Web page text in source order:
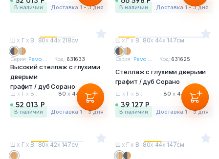
в наличии Доставка 1 - 3 дня в наличии Доставка 1 - 3 дня
Ш х Г х В : 80х 44х 218см
Серия: Ремо ... Код: 631633
Высокий стеллаж с глухими
дверьми
графит / дуб Сорано
Ш х Г х В : 80 х44 218 см
52 013 Р
в наличии Доставка 1 - 3 дня
Ш х Г х В : 80х 44х 147см
Серия: Ремо ... Код: 631625
Стеллаж с глухими дверьми
графит / дуб Сорано
Ш х Г х В : 80 х 44 147 см
39 127 Р
в наличии Доставка 1 - 3 дня
Ш х Г х В : 80х 42х 147см Ш х Г х В : 80х 44х 147см